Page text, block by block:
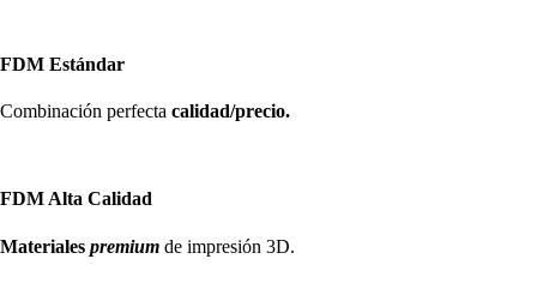
FDM Estándar
Combinación perfecta calidad/precio.
FDM Alta Calidad
Materiales premium de impresión 3D.